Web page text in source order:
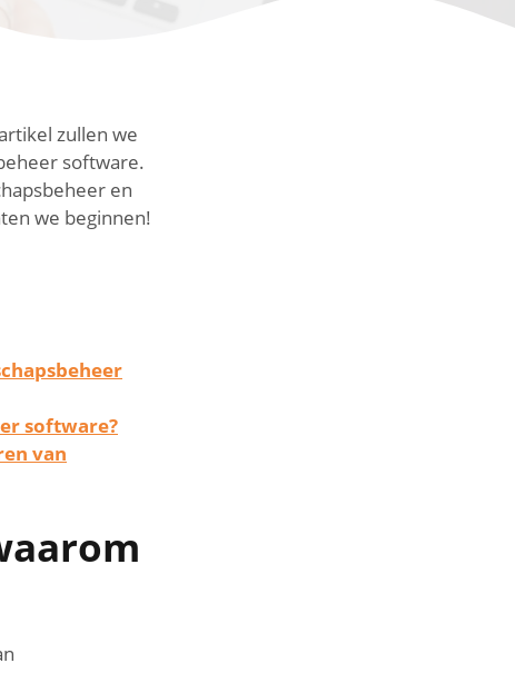
zullen we
software.
en
we beginnen!
software?
van